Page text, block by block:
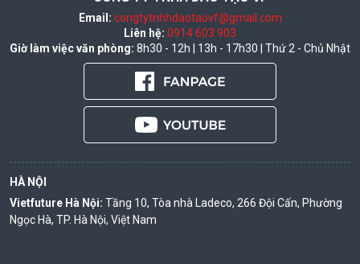
Email: congtytnhhdaotaovf@gmail.com
Liên hệ: 0914 603 903
Giờ làm việc văn phòng: 8h30 - 12h | 13h - 17h30 | Thứ 2 - Chủ Nhật
HÀ NỘI
Vietfuture Hà Nội: Tầng 10, Tòa nhà Ladeco, 266 Đội Cấn, Phường
Ngọc Hà, TP. Hà Nội, Việt Nam